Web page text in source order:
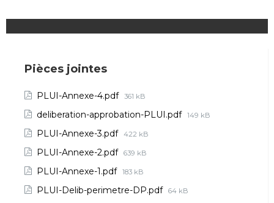
Pièces jointes
PLUI-Annexe-4.pdf 361 kB
deliberation-approbation-PLUI.pdf 149 kB
PLUI-Annexe-3.pdf 422 kB
PLUI-Annexe-2.pdf 639 kB
PLUI-Annexe-1.pdf 183 kB
PLUI-Delib-perimetre-DP.pdf 64 kB